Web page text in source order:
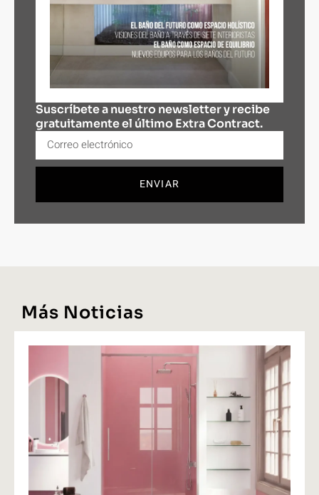
Suscríbete a nuestro newsletter y recibe
gratuitamente el último Extra Contract.
ENVIAR
Más Noticias